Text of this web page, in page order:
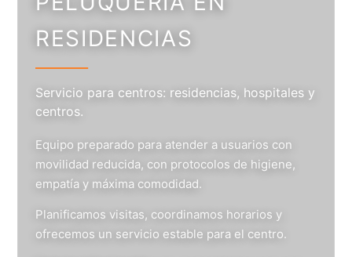
RESIDENCIAS
Servicio para centros: residencias, hospitales y
centros.
Equipo preparado para atender a usuarios con
movilidad reducida, con protocolos de higiene,
empatía y máxima comodidad.
Planificamos visitas, coordinamos horarios y
ofrecemos un servicio estable para el centro.